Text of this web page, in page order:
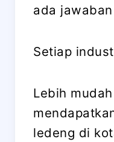
ada
Setiap
Lebih
ledeng di